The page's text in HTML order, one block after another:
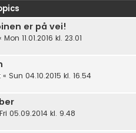
er på vei!
Mon 11.01.2016 kl. 23.01
« Sun 04.10.2015 kl. 16.54
Fri 05.09.2014 kl. 9.48